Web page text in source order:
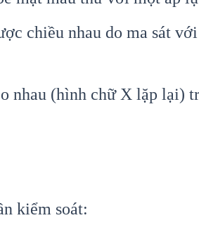
chiều nhau do ma sát
nhau (hình chữ X lặp lại)
kiểm soát: